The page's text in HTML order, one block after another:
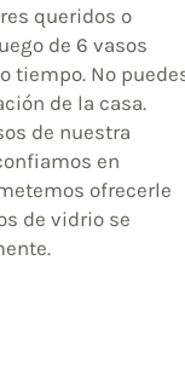
queridos o
de 6 vasos
tiempo. No
de la casa.
de nuestra
en
ofrecerle
de vidrio se